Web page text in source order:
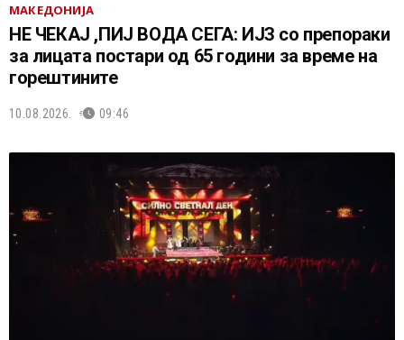
МАКЕДОНИЈА
НЕ ЧEКАЈ ,ПИЈ ВОДА СЕГА: ИЈЗ со препораки
за лицата постари од 65 години за време на
горештините
10.08.2026. 09:46